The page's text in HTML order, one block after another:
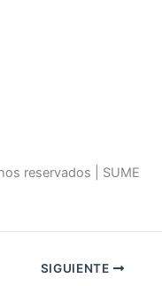
reservados | SUME
SIGUIENTE